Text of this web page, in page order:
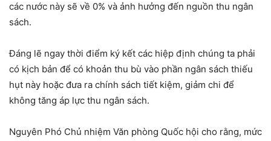
các nước này sẽ về 0% và ảnh hưởng đến nguồn thu ngân
sách.
Đáng lẽ ngay thời điểm ký kết các hiệp định chúng ta phải
có kịch bản để có khoản thu bù vào phần ngân sách thiếu
hụt này hoặc đưa ra chính sách tiết kiệm, giảm chi để
không tăng áp lực thu ngân sách.
Nguyên Phó Chủ nhiệm Văn phòng Quốc hội cho rằng, mức